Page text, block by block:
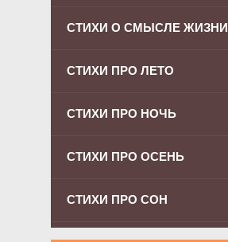
СТИХИ О СМЫСЛЕ ЖИЗНИ
СТИХИ ПРО ЛЕТО
СТИХИ ПРО НОЧЬ
СТИХИ ПРО ОСЕНЬ
СТИХИ ПРО СОН